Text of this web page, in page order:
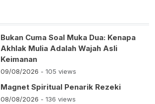
Bukan Cuma Soal Muka Dua: Kenapa
Akhlak Mulia Adalah Wajah Asli
Keimanan
09/08/2026 - 105 views
Magnet Spiritual Penarik Rezeki
08/08/2026 - 136 views